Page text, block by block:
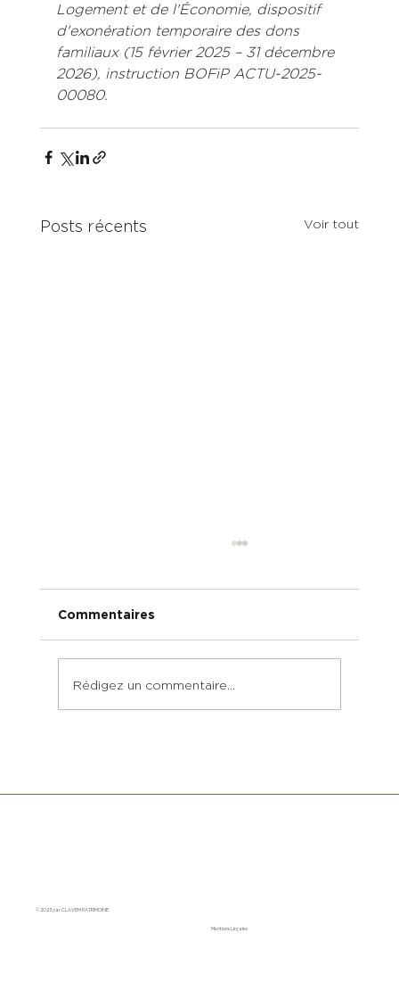
Logement et de l'Économie, dispositif
d'exonération temporaire des dons
familiaux (15 février 2025 – 31 décembre
2026), instruction BOFiP ACTU-2025-
00080.
Posts récents Voir tout
Commentaires
Rédigez un commentaire...
© 2023 par CLAVEM PATRIMOINE
Mentions Légales